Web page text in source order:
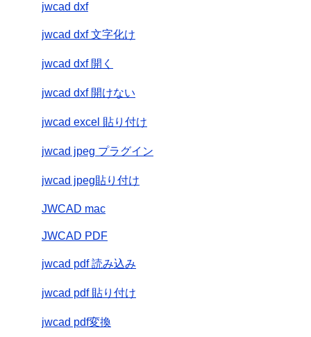
jwcad dxf
jwcad dxf 文字化け
jwcad dxf 開く
jwcad dxf 開けない
jwcad excel 貼り付け
jwcad jpeg プラグイン
jwcad jpeg貼り付け
JWCAD mac
JWCAD PDF
jwcad pdf 読み込み
jwcad pdf 貼り付け
jwcad pdf変換